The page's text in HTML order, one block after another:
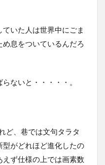
いた人は世界中にごま
息をついているんだろ
ないと・・・・・。
ど、巷では文句タラタ
がどれほど進化したの
ず仕様の上では画素数